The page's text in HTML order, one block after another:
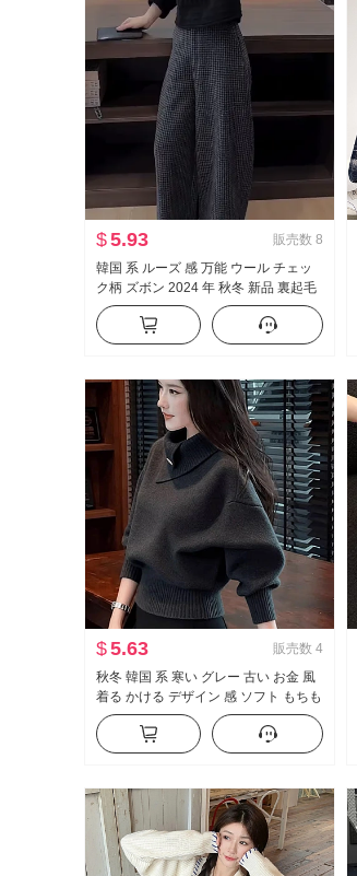
$5.93 販売数 8
韓国 系 ルーズ 感 万能 ウール チェッ
ク柄 ズボン 2024 年 秋冬 新品 裏起毛
ハイウエスト スリム効果 9ポイント ワ
イドパンツ
$5.63 販売数 4
秋冬 韓国 系 寒い グレー 古い お金 風
着る かける デザイン 感 ソフト もちも
ち ルーズ オレンジ色 タートルネック
底打ち ニットセーター 女性